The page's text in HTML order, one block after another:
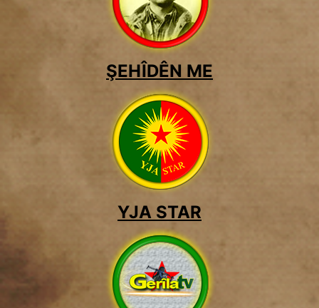
ŞEHÎDÊN ME
YJA STAR